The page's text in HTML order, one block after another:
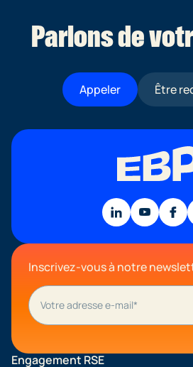
Parlons de
Appeler Être
Inscrivez-vous à notre
Engagement RSE